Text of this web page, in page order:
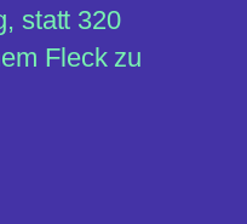
statt 320
Fleck zu